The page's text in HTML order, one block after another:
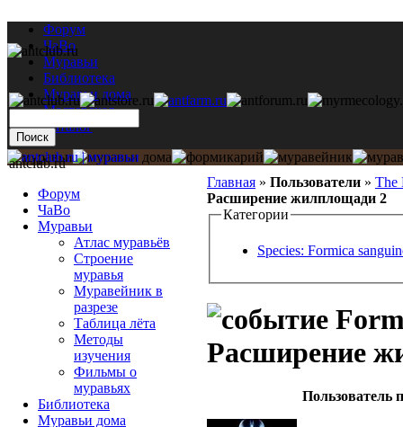
Форум
ЧаВо
Муравьи
Библиотека
Муравьи дома
Мастерская
Каталог
Главная » Пользователи » The
Расширение жилплощади 2
Категории
Species: Formica
Расширение
Пользователь
antclub.ru
Форум
ЧаВо
Муравьи
Атлас муравьёв
Строение
муравья
Муравейник в
разрезе
Таблица лёта
Методы
изучения
Фильмы о
муравьях
Библиотека
Муравьи дома